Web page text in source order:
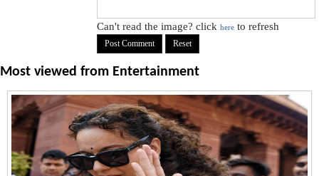
Can't read the image? clickhere to refresh
Most viewed from Entertainment